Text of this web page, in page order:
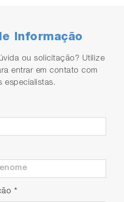
Informação
ou solicitação? Utilize
entrar em contato com
especialistas.
*